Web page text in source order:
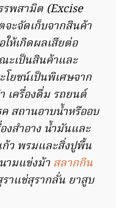
พสามิต (Excise
ะจัดเก็บจากสินค้า
ห้เกิดผลเสียต่อ
เป็นสินค้าและ
ยชน์เป็นพิเศษจาก
เครื่องดื่ม รถยนต์
สถานอาบน้ำหรืออบ
สําอาง น้ำมันและ
ว พรมและสิ่งปูพื้น
ามแข่งม้า สลากกิน
าแช่สุรากลั่น ยาสูบ